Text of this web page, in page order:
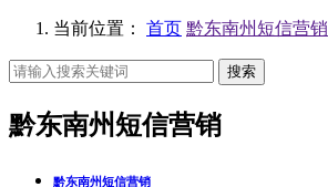
当前位置： 首页 黔东南州短信营销
搜索
黔东南州短信营销
黔东南州短信营销